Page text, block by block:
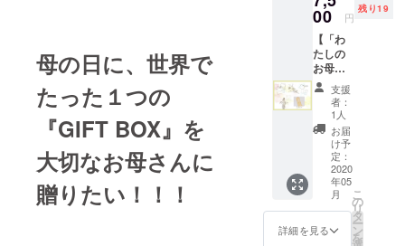
母の日に、世界で
たった１つの
『GIFT BOX』を
大切なお母さんに
贈りたい！！！
えるイ
ベント
を行い
ますの
で、是
非お越
しくだ
さい！
ご参加
が難し
い方に
は、
メール
にて当
子をお
輪をあ
なたに
選んで
頂き、
お母さ
んへ贈
りま
す。
③『一
輪挿
し』 も
らった
お花を
すぐに
いけら
れるよ
①展示
会への
招待状
を郵送
展示会
「わた
しのお
母さ
ん」へ
の招待
状を、
参加し
てくだ
さる皆
様のお
母様に
00 円
残り19
【「わ
たしの
お母さ
ん」参
加プラ
ン】 ご
兄弟で
参加さ
れる場
合は、
備考欄
に「兄
弟で参
加。名
前～」
支援
者：
1人
お届
け予
定：
2020
年05
月
詳細を見る
こ
の
リ
タ
ー
ン
を